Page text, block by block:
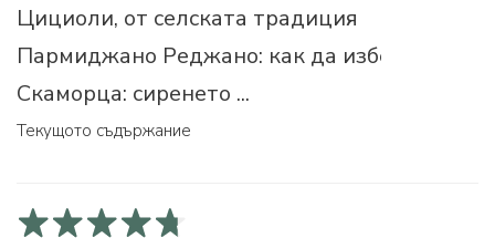
Цициоли, от селската традиция
Пармиджано Реджано: как да изберем
Скаморца: сиренето ...
Текущото съдържание